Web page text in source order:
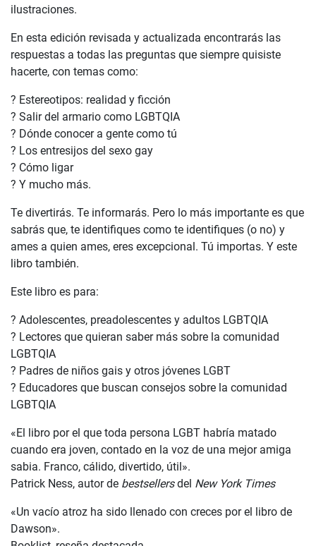
ilustraciones.
En esta edición revisada y actualizada encontrarás las
respuestas a todas las preguntas que siempre quisiste
hacerte, con temas como:
? Estereotipos: realidad y ficción
? Salir del armario como LGBTQIA
? Dónde conocer a gente como tú
? Los entresijos del sexo gay
? Cómo ligar
? Y mucho más.
Te divertirás. Te informarás. Pero lo más importante es que
sabrás que, te identifiques como te identifiques (o no) y
ames a quien ames, eres excepcional. Tú importas. Y este
libro también.
Este libro es para:
? Adolescentes, preadolescentes y adultos LGBTQIA
? Lectores que quieran saber más sobre la comunidad
LGBTQIA
? Padres de niños gais y otros jóvenes LGBT
? Educadores que buscan consejos sobre la comunidad
LGBTQIA
«El libro por el que toda persona LGBT habría matado
cuando era joven, contado en la voz de una mejor amiga
sabia. Franco, cálido, divertido, útil».
Patrick Ness, autor de bestsellersdel New York Times
«Un vacío atroz ha sido llenado con creces por el libro de
Dawson».